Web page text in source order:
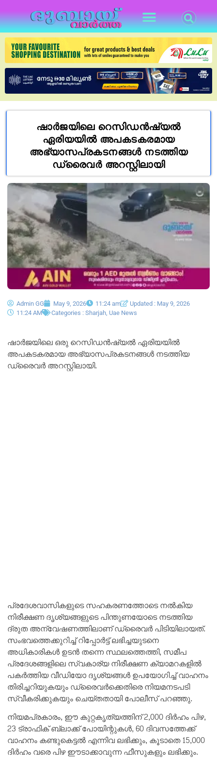
ഷാർജയിലെ റെസിഡൻഷ്യൽ
ഏരിയയിൽ അപകടകരമായ
അഭ്യാസപ്രകടനങ്ങൾ നടത്തിയ
ഡ്രൈവർ അറസ്റ്റിലായി
Admin GG May 9, 2026 11:24 am
Updated : May 9, 2026
11:24 AM
Categories : Sharjah Uae News
ഷാർജയിലെ ഒരു റെസിഡൻഷ്യൽ ഏരിയയിൽ
അപകടകരമായ അഭ്യാസപ്രകടനങ്ങൾ നടത്തിയ
ഡ്രൈവർ അറസ്റ്റിലായി.
പ്രദേശവാസികളുടെ സഹകരണത്തോടെ നൽകിയ
നിരീക്ഷണ ദൃശ്യങ്ങളുടെ പിന്തുണയോടെ നടത്തിയ
ദ്രുത അന്വേഷണത്തിലാണ് ഡ്രൈവർ പിടിയിലായത്.
സംഭവത്തെക്കുറിച്ച് റിപ്പോർട്ട് ലഭിച്ചയുടനെ
അധികാരികൾ ഉടൻ തന്നെ സ്ഥലത്തെത്തി, സമീപ
പ്രദേശങ്ങളിലെ സ്വകാര്യ നിരീക്ഷണ ക്യാമറകളിൽ
പകർത്തിയ വീഡിയോ ദൃശ്യങ്ങൾ ഉപയോഗിച്ച് വാഹനം
തിരിച്ചറിയുകയും ഡ്രൈവർക്കെതിരെ നിയമനടപടി
സ്വീകരിക്കുകയും ചെയ്തതായി പോലീസ് പറഞ്ഞു.
നിയമപ്രകാരം, ഈ കുറ്റകൃത്യത്തിന് 2,000 ദിർഹം പിഴ,
23 ട്രാഫിക് ബ്ലാക്ക് പോയിന്റുകൾ, 60 ദിവസത്തേക്ക്
വാഹനം കണ്ടുകെട്ടൽ എന്നിവ ലഭിക്കും, കൂടാതെ 15,000
ദിർഹം വരെ പിഴ ഈടാക്കാവുന്ന ഫീസുകളും ലഭിക്കും.